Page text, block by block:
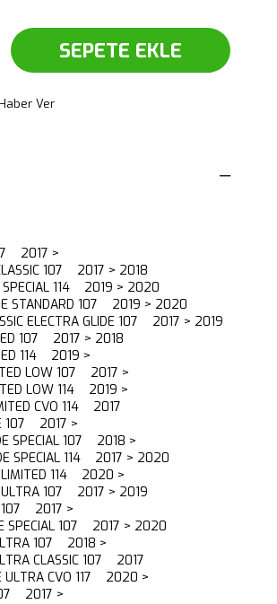
Ver
2017 >
107 2017 > 2018
SPECIAL 114 2019 > 2020
STANDARD 107 2019 > 2020
ELECTRA GLIDE 107 2017 > 2019
107 2017 > 2018
114 2019 >
LOW 107 2017 >
LOW 114 2019 >
CVO 114 2017
107 2017 >
SPECIAL 107 2018 >
SPECIAL 114 2017 > 2020
LIMITED 114 2020 >
ULTRA 107 2017 > 2019
107 2017 >
SPECIAL 107 2017 > 2020
107 2018 >
CLASSIC 107 2017
ULTRA CVO 117 2020 >
2017 >